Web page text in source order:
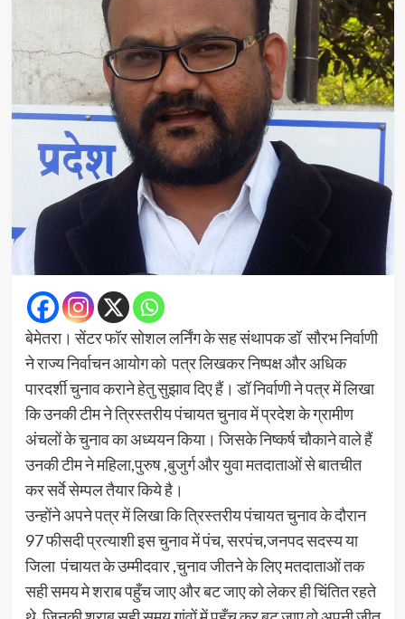
बेमेतरा। सेंटर फॉर सोशल लर्निंग के सह संथापक डॉ सौरभ निर्वाणी
ने राज्य निर्वाचन आयोग को पत्र लिखकर निष्पक्ष और अधिक
पारदर्शी चुनाव कराने हेतु सुझाव दिए हैं। डॉ निर्वाणी ने पत्र में लिखा
कि उनकी टीम ने त्रिस्तरीय पंचायत चुनाव में प्रदेश के ग्रामीण
अंचलों के चुनाव का अध्ययन किया। जिसके निष्कर्ष चौकाने वाले हैं
उनकी टीम ने महिला,पुरुष ,बुजुर्ग और युवा मतदाताओं से बातचीत
कर सर्वे सेम्पल तैयार किये है।
उन्होंने अपने पत्र में लिखा कि त्रिस्तरीय पंचायत चुनाव के दौरान
97 फीसदी प्रत्याशी इस चुनाव में पंच, सरपंच,जनपद सदस्य या
जिला पंचायत के उम्मीदवार ,चुनाव जीतने के लिए मतदाताओं तक
सही समय मे शराब पहुँच जाए और बट जाए को लेकर ही चिंतित रहते